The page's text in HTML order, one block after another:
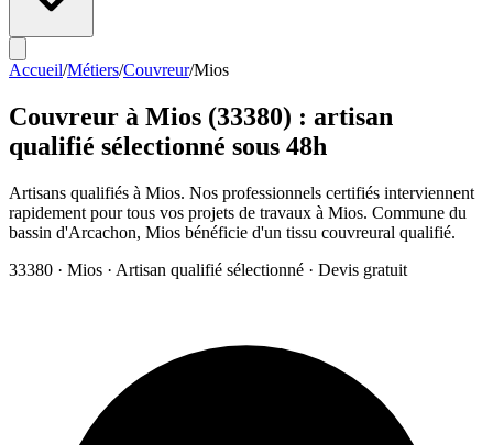
Accueil/Métiers/Couvreur/Mios
Couvreur à Mios (33380) : artisan
qualifié sélectionné sous 48h
Artisans qualifiés à Mios. Nos professionnels certifiés interviennent
rapidement pour tous vos projets de travaux à Mios. Commune du
bassin d'Arcachon, Mios bénéficie d'un tissu couvreural qualifié.
33380 · Mios · Artisan qualifié sélectionné · Devis gratuit